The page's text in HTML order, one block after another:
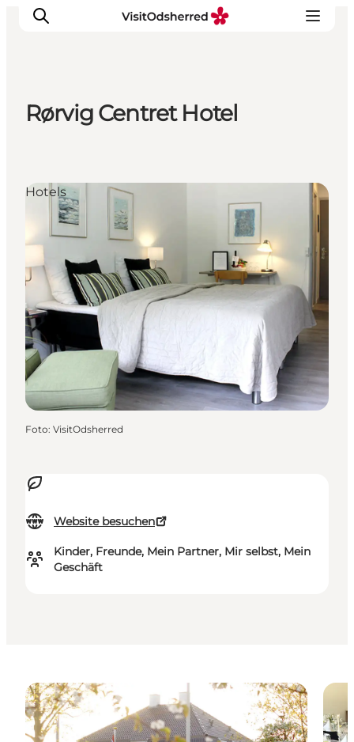
Essen
Unterkünfte
Nützliches
Rørvig Centret Hotel
Website besuchen
Kinder, Freunde, Mein Partner, Mir selbst, Mein
Geschäft
Hotels
Foto: VisitOdsherred